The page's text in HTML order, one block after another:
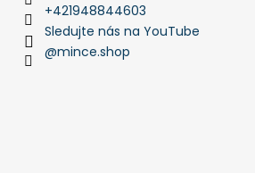
+421948844603
Sledujte nás na YouTube
@mince.shop